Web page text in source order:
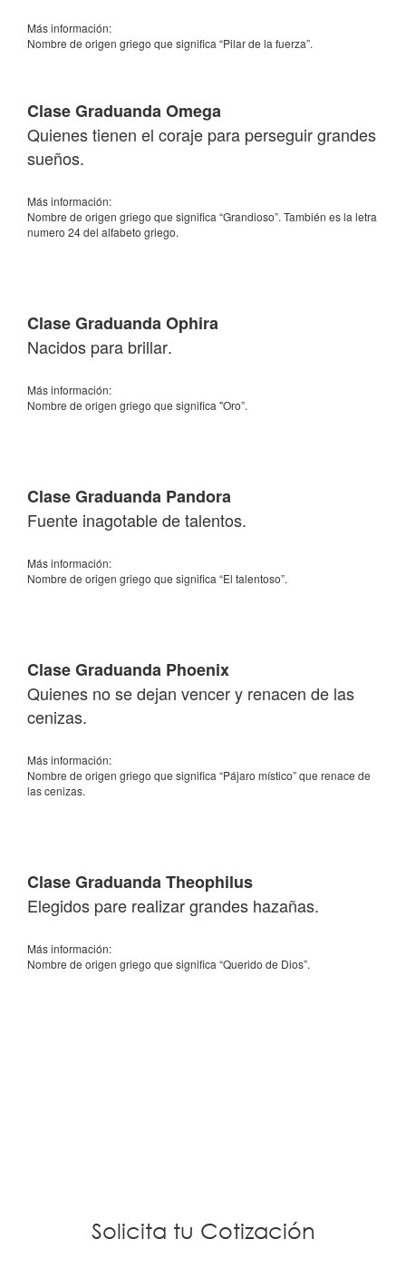
Más información:
Nombre de origen griego que significa “Pilar de la fuerza”.
Clase Graduanda Omega
Quienes tienen el coraje para perseguir grandes
sueños.
Más información:
Nombre de origen griego que significa “Grandioso”. También es la letra
numero 24 del alfabeto griego.
Clase Graduanda Ophira
Nacidos para brillar.
Más información:
Nombre de origen griego que significa "Oro”.
Clase Graduanda Pandora
Fuente inagotable de talentos.
Más información:
Nombre de origen griego que significa “El talentoso”.
Clase Graduanda Phoenix
Quienes no se dejan vencer y renacen de las
cenizas.
Más información:
Nombre de origen griego que significa “Pájaro místico” que renace de
las cenizas.
Clase Graduanda Theophilus
Elegidos pare realizar grandes hazañas.
Más información:
Nombre de origen griego que significa “Querido de Dios”.
Solicita tu Cotización